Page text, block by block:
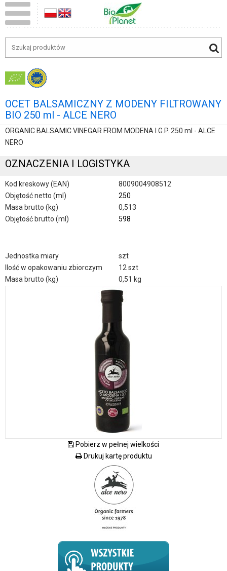
OCET BALSAMICZNY Z MODENY FILTROWANY
BIO 250 ml - ALCE NERO
ORGANIC BALSAMIC VINEGAR FROM MODENA I.G.P. 250 ml - ALCE
NERO
OZNACZENIA I LOGISTYKA
Kod kreskowy (EAN)
8009004908512
Objętość netto (ml)
250
Masa brutto (kg)
0,513
Objętość brutto (ml)
598
Jednostka miary
szt
Ilość w opakowaniu zbiorczym
12 szt
Masa brutto (kg)
0,51 kg
Pobierz w pełnej wielkości
Drukuj kartę produktu